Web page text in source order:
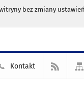
bez zmiany
Kontakt